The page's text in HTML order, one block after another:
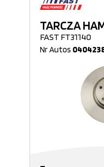
TARCZA
FAST FT31140
Nr Autos